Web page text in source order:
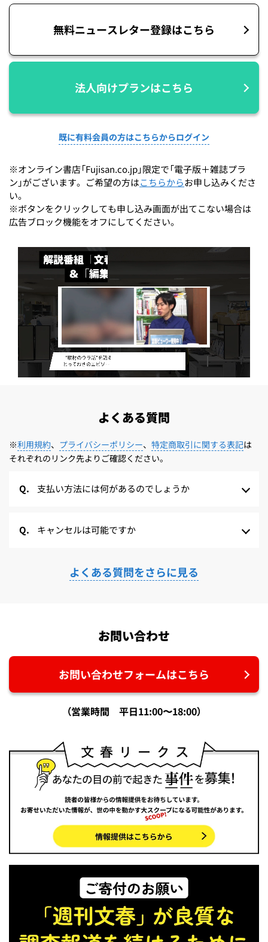
無料ニュースレター登録はこちら
法人向けプランはこちら
既に有料会員の方はこちらからログイン
※オンライン書店「Fujisan.co.jp」限定で「電子版＋雑誌プラ
ン」がございます。ご希望の方はこちらからお申し込みくださ
い。
※ボタンをクリックしても申し込み画面が出てこない場合は
広告ブロック機能をオフにしてください。
よくある質問
※利用規約、 プライバシーポリシー、 特定商取引に関する表記は
それぞれのリンク先よりご確認ください。
支払い方法には何があるのでしょうか
キャンセルは可能ですか
よくある質問をさらに見る
お問い合わせ
お問い合わせフォームはこちら
（営業時間 平日11:00〜18:00）